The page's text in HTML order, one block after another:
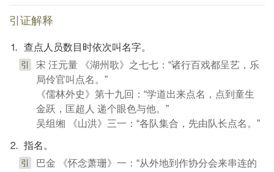
引证解释
⒈ 查点人员数目时依次叫名字。
引
宋 汪元量 《湖州歌》之七七：“诸行百戏都呈艺，乐
局伶官叫点名。”
《儒林外史》第十九回：“学道出来点名，点到童生
金跃，匡超人 递个眼色与他。”
吴组缃 《山洪》三一：“各队集合，先由队长点名。”
⒉ 指名。
引
巴金 《怀念萧珊》一：“从外地到作协分会来串连的